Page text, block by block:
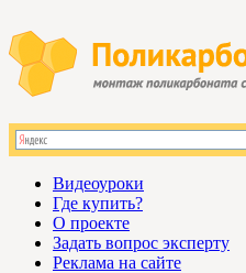
Видеоуроки
Где купить?
О проекте
Задать вопрос эксперту
Реклама на сайте